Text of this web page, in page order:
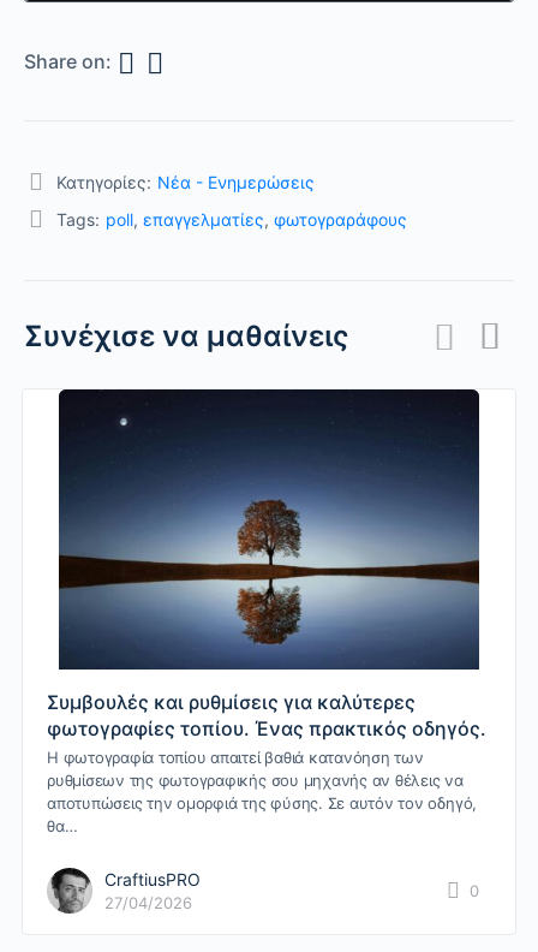
Share on:
Κατηγορίες: Nέα - Ενημερώσεις
Tags: poll, επαγγελματίες, φωτογραράφους
Συνέχισε να μαθαίνεις
Συμβουλές και ρυθμίσεις για καλύτερες
φωτογραφίες τοπίου. Ένας πρακτικός οδηγός.
Η φωτογραφία τοπίου απαιτεί βαθιά κατανόηση των
ρυθμίσεων της φωτογραφικής σου μηχανής αν θέλεις να
αποτυπώσεις την ομορφιά της φύσης. Σε αυτόν τον οδηγό,
θα…
CraftiusPRO
27/04/2026
0